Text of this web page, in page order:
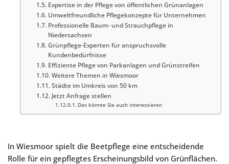
Expertise in der Pflege von öffentlichen Grünanlagen
Umweltfreundliche Pflegekonzepte für Unternehmen
Professionelle Baum- und Strauchpflege in
Niedersachsen
Grünpflege-Experten für anspruchsvolle
Kundenbedürfnisse
Effiziente Pflege von Parkanlagen und Grünstreifen
Weitere Themen in Wiesmoor
Städte im Umkreis von 50 km
Jetzt Anfrage stellen
Das könnte Sie auch interessieren
In Wiesmoor spielt die Beetpflege eine entscheidende
Rolle für ein gepflegtes Erscheinungsbild von Grünflächen.